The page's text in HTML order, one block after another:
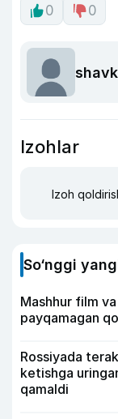
0 0
Izohlar
Izoh
So‘nggi
Mashhur film
payqamagan
Rossiyada
ketishga
qamaldi